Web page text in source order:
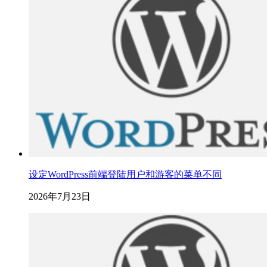
设定WordPress前端登陆用户和游客的菜单不同
2026年7月23日